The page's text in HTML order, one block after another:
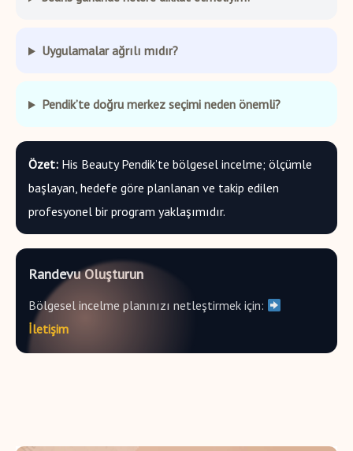
Uygulamalar ağrılı mıdır?
Pendik’te doğru merkez seçimi neden önemli?
Özet: His Beauty Pendik’te bölgesel incelme; ölçümle
başlayan, hedefe göre planlanan ve takip edilen
profesyonel bir program yaklaşımıdır.
Randevu Oluşturun
Bölgesel incelme planınızı netleştirmek için:
İletişim